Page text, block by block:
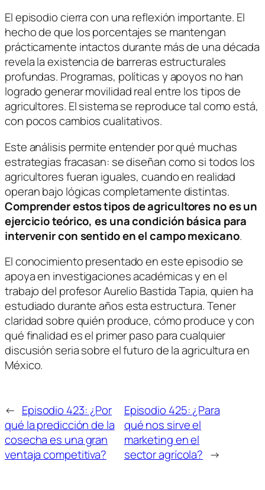
El episodio cierra con una reflexión importante. El
hecho de que los porcentajes se mantengan
prácticamente intactos durante más de una década
revela la existencia de barreras estructurales
profundas. Programas, políticas y apoyos no han
logrado generar movilidad real entre los tipos de
agricultores. El sistema se reproduce tal como está,
con pocos cambios cualitativos.
Este análisis permite entender por qué muchas
estrategias fracasan: se diseñan como si todos los
agricultores fueran iguales, cuando en realidad
operan bajo lógicas completamente distintas.
Comprender estos tipos de agricultores no es un
ejercicio teórico, es una condición básica para
intervenir con sentido en el campo mexicano.
El conocimiento presentado en este episodio se
apoya en investigaciones académicas y en el
trabajo del profesor Aurelio Bastida Tapia, quien ha
estudiado durante años esta estructura. Tener
claridad sobre quién produce, cómo produce y con
qué finalidad es el primer paso para cualquier
discusión seria sobre el futuro de la agricultura en
México.
← Episodio 423: ¿Por
qué la predicción de la
cosecha es una gran
ventaja competitiva?
Episodio 425: ¿Para
qué nos sirve el
marketing en el
sector agrícola? →